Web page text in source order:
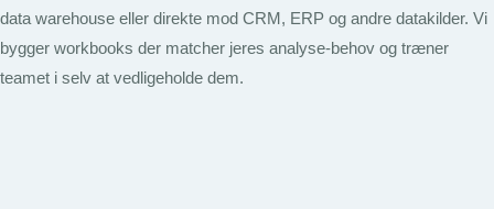
data warehouse eller direkte mod CRM, ERP og andre datakilder. Vi
bygger workbooks der matcher jeres analyse-behov og træner
teamet i selv at vedligeholde dem.